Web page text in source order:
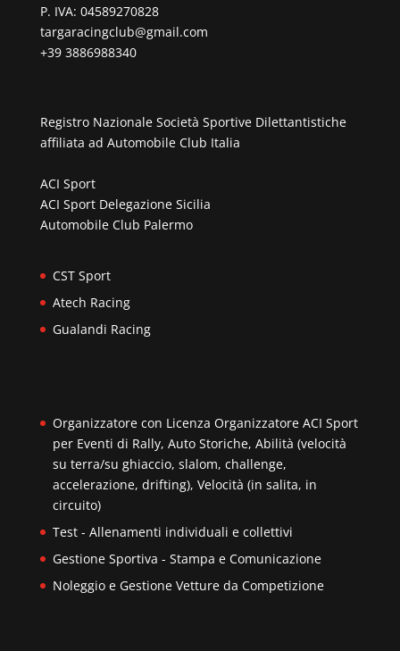
P. IVA: 04589270828
targaracingclub@gmail.com
+39 3886988340
Registro Nazionale Società Sportive Dilettantistiche
affiliata ad Automobile Club Italia
ACI Sport
ACI Sport Delegazione Sicilia
Automobile Club Palermo
CST Sport
Atech Racing
Gualandi Racing
Organizzatore con Licenza Organizzatore ACI Sport
per Eventi di Rally, Auto Storiche, Abilità (velocità
su terra/su ghiaccio, slalom, challenge,
accelerazione, drifting), Velocità (in salita, in
circuito)
Test - Allenamenti individuali e collettivi
Gestione Sportiva - Stampa e Comunicazione
Noleggio e Gestione Vetture da Competizione